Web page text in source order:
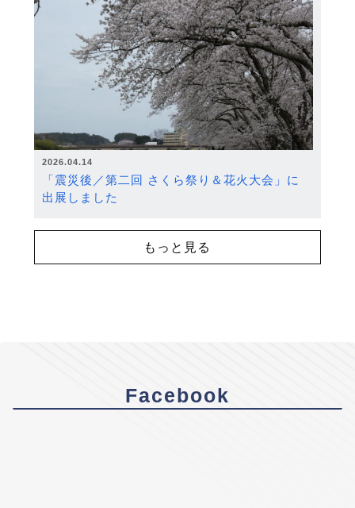
2026.04.14
「震災後／第二回 さくら祭り＆花火大会」に
出展しました
もっと見る
Facebook